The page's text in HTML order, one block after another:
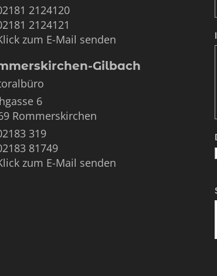
2124120
2124121
zum E-Mail senden
Gilbach
6
Rommerskirchen
319
81749
zum E-Mail senden